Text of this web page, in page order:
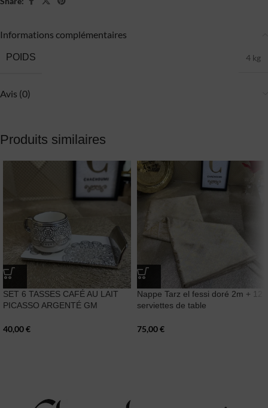
Informations complémentaires
POIDS 4 kg
Avis (0)
Produits similaires
SET 6 TASSES CAFÉ AU LAIT
PICASSO ARGENTÉ GM
40,00€
Nappe Tarz el fessi doré 2m + 12
serviettes de table
75,00€